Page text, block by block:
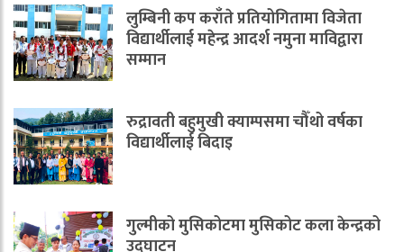
लुम्बिनी कप कराँते प्रतियोगितामा विजेता
विद्यार्थीलाई महेन्द्र आदर्श नमुना माविद्वारा
सम्मान
रुद्रावती बहुमुखी क्याम्पसमा चौँथो वर्षका
विद्यार्थीलाई बिदाइ
गुल्मीको मुसिकोटमा मुसिकोट कला केन्द्रको